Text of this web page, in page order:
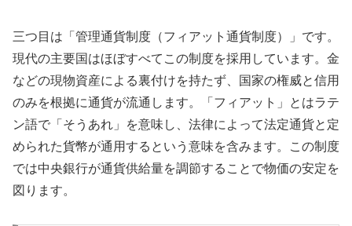
三つ目は「管理通貨制度（フィアット通貨制度）」です。
現代の主要国はほぼすべてこの制度を採用しています。金
などの現物資産による裏付けを持たず、国家の権威と信用
のみを根拠に通貨が流通します。「フィアット」とはラテ
ン語で「そうあれ」を意味し、法律によって法定通貨と定
められた貨幣が通用するという意味を含みます。この制度
では中央銀行が通貨供給量を調節することで物価の安定を
図ります。